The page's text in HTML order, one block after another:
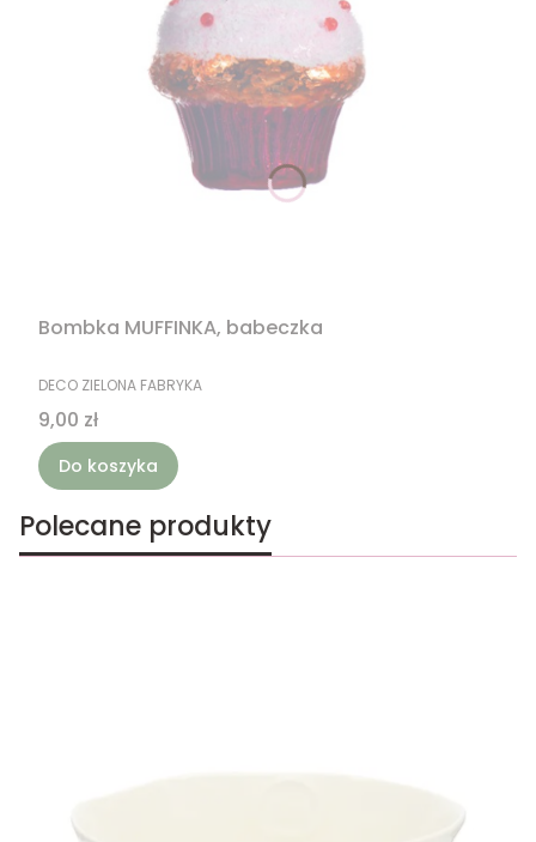
Bombka MUFFINKA, babeczka
PRODUCENT
DECO ZIELONA FABRYKA
Cena
9,00 zł
Do koszyka
Polecane produkty